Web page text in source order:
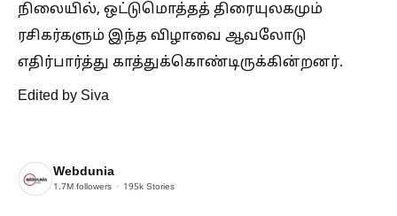
நிலையில், ஒட்டுமொத்தத் திரையுலகமும்
ரசிகர்களும் இந்த விழாவை ஆவலோடு
எதிர்பார்த்து காத்துக்கொண்டிருக்கின்றனர்.
Edited by Siva
Webdunia
1.7M followers 195k Stories